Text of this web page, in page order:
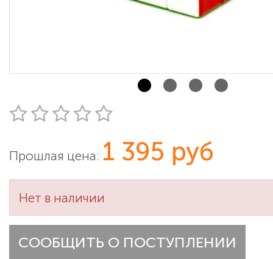
Прошлая цена: 1 395 руб
Нет в наличии
СООБЩИТЬ О ПОСТУПЛЕНИИ